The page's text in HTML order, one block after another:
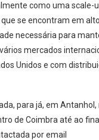
como uma scale-
se encontram em
necessária para
mercados
Unidos e com
para já, em
de Coimbra até ao
por email